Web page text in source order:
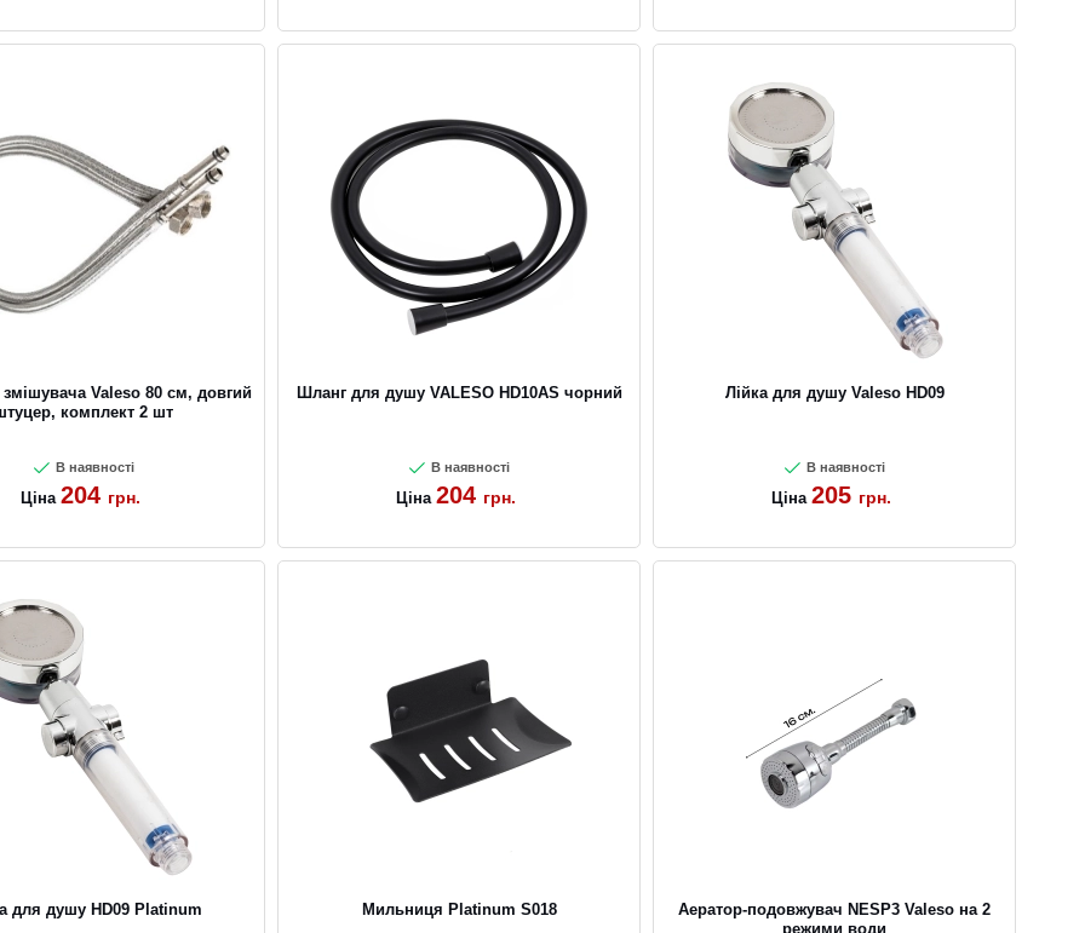
Valeso 80 см, довгий
комплект 2 шт
В наявності
Ціна 204 грн.
Шланг для душу VALESO HD10AS чорний
В наявності
Ціна 204 грн.
Лійка для душу Valeso HD09
В наявності
Ціна 205 грн.
для душу HD09 Platinum Мильниця Platinum S018
Аератор-подовжувач NESP3 Valeso на 2
режими води